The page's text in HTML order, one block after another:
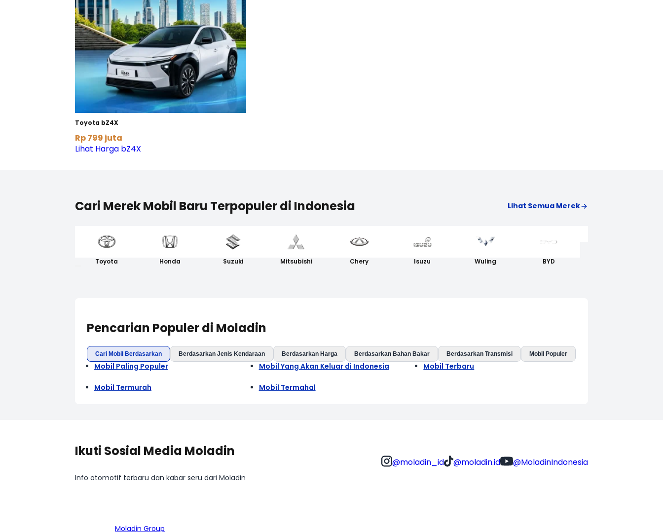
Toyota bZ4X
Rp 799 juta
Lihat Harga bZ4X
Cari Merek Mobil Baru Terpopuler di Indonesia Lihat Semua Merek
Toyota Honda Suzuki Mitsubishi Chery Isuzu Wuling BYD
Pencarian Populer di Moladin
Cari Mobil Berdasarkan Berdasarkan Jenis Kendaraan Berdasarkan Harga Berdasarkan Bahan Bakar Berdasarkan Transmisi Mobil Populer
Mobil Paling Populer Mobil Yang Akan Keluar di Indonesia Mobil Terbaru
Mobil Termurah Mobil Termahal
Ikuti Sosial Media Moladin
Info otomotif terbaru dan kabar seru dari Moladin
@moladin_id @moladin.id @MoladinIndonesia
Moladin Group